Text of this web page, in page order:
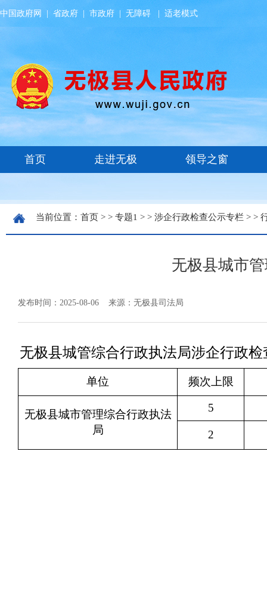
中国政府网 省政府 市政府 无障碍 适老模式
当前位置： 首页 > > 专题1 > > 涉企行政检查公示专栏 > >
无极县城市
发布时间：2025-08-06 来源：无极县司法局
无极县城管综合行政执法局涉企行政
单位 频次上限
无极县城市管理综合行政执法
局
5
2